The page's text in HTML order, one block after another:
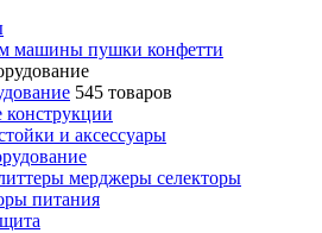
машины пушки конфетти
545 товаров
и аксесcуары
мерджеры селекторы
питания